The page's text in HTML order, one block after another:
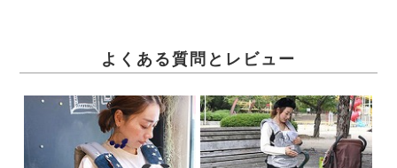
よくある質問とレビュー